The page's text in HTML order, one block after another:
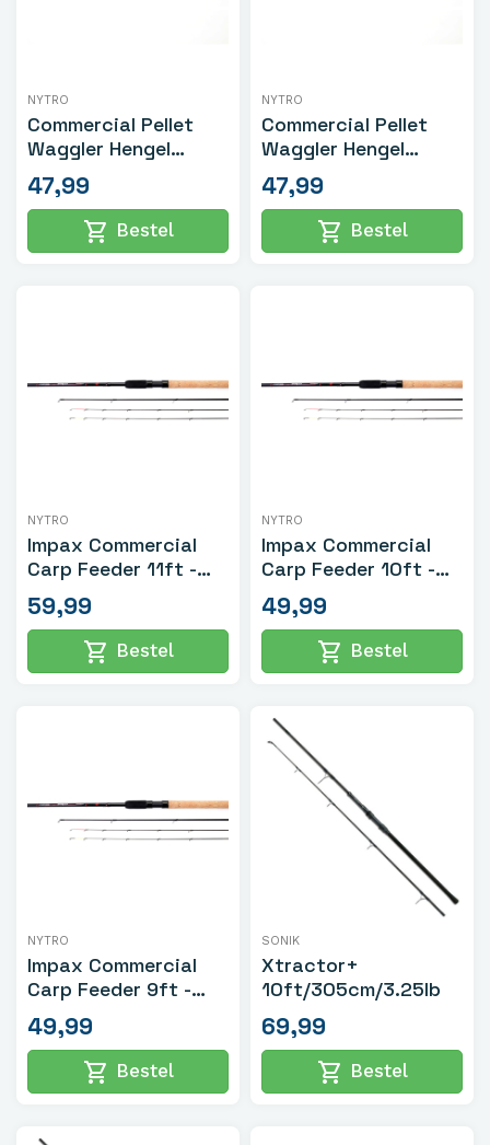
NYTRO
Commercial Pellet
Waggler Hengel
11ft/4-10gr
47,99
shopping_cart Bestel
NYTRO
Commercial Pellet
Waggler Hengel
10ft/4-10gr
47,99
shopping_cart Bestel
NYTRO
Impax Commercial
Carp Feeder 11ft -
50gr
59,99
shopping_cart Bestel
NYTRO
Impax Commercial
Carp Feeder 10ft -
40gr
49,99
shopping_cart Bestel
NYTRO
Impax Commercial
Carp Feeder 9ft -
30gr
49,99
shopping_cart Bestel
SONIK
Xtractor+
10ft/305cm/3.25lb
69,99
shopping_cart Bestel